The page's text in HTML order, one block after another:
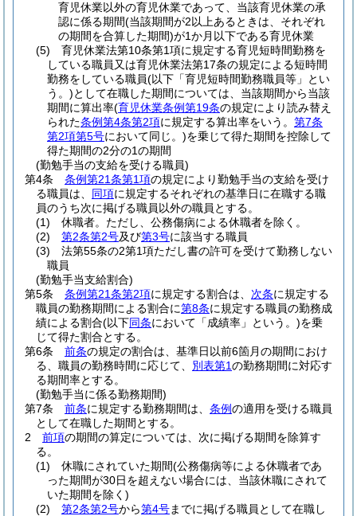
育児休業以外の育児休業であって、当該育児休業の承
認に係る期間(当該期間が2以上あるときは、それぞれ
の期間を合算した期間)が1か月以下である育児休業
(5)
育児休業法第10条第1項に規定する育児短時間勤務を
している職員又は育児休業法第17条の規定による短時間
勤務をしている職員(以下「育児短時間勤務職員等」とい
う。)として在職した期間については、当該期間から当該
期間に算出率(育児休業条例第19条の規定により読み替え
られた条例第4条第2項に規定する算出率をいう。 第7条
第2項第5号において同じ。)を乗じて得た期間を控除して
得た期間の2分の1の期間
(勤勉手当の支給を受ける職員)
第4条
条例第21条第1項の規定により勤勉手当の支給を受け
る職員は、 同項に規定するそれぞれの基準日に在職する職
員のうち次に掲げる職員以外の職員とする。
(1)
休職者。 ただし、公務傷病による休職者を除く。
(2)
第2条第2号及び第3号に該当する職員
(3)
法第55条の2第1項ただし書の許可を受けて勤務しない
職員
(勤勉手当支給割合)
第5条
条例第21条第2項に規定する割合は、 次条に規定する
職員の勤務期間による割合に第8条に規定する職員の勤務成
績による割合(以下同条において「成績率」という。)を乗
じて得た割合とする。
第6条
前条の規定の割合は、基準日以前6箇月の期間におけ
る、職員の勤務時間に応じて、 別表第1の勤務期間に対応す
る期間率とする。
(勤勉手当に係る勤務期間)
第7条
前条に規定する勤務期間は、 条例の適用を受ける職員
として在職した期間とする。
2
前項の期間の算定については、次に掲げる期間を除算す
る。
(1)
休職にされていた期間(公務傷病等による休職者であ
った期間が30日を超えない場合には、当該休職にされて
いた期間を除く)
(2)
第2条第2号から第4号までに掲げる職員として在職し